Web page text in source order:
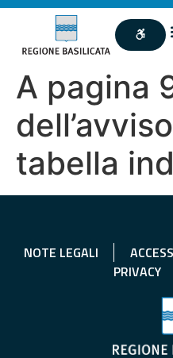
A pagina
tabella
NOTE LEGALI
PRIVACY